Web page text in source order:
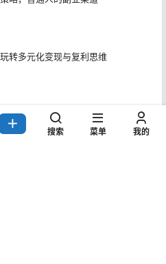
转多元化变现与复利思维
利用小刀快速加入会场
搜索 菜单 我的